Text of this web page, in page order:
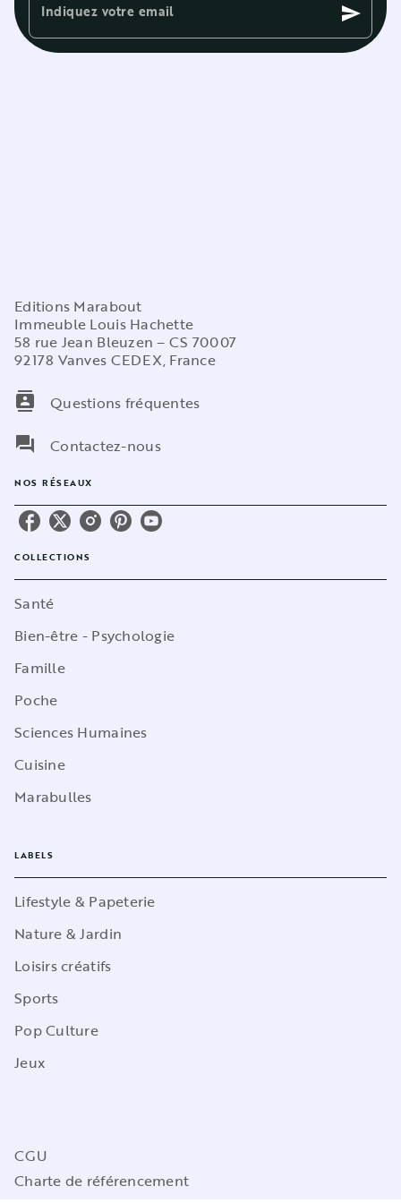
Indiquez votre email send
Editions Marabout
Immeuble Louis Hachette
58 rue Jean Bleuzen – CS 70007
92178 Vanves CEDEX, France
contacts
Questions fréquentes
question_answer
Contactez-nous
NOS RÉSEAUX
COLLECTIONS
Santé
Bien-être - Psychologie
Famille
Poche
Sciences Humaines
Cuisine
Marabulles
LABELS
Lifestyle & Papeterie
Nature & Jardin
Loisirs créatifs
Sports
Pop Culture
Jeux
CGU
Charte de référencement